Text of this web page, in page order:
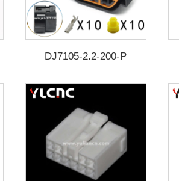
DJ7105-2.2-200-P